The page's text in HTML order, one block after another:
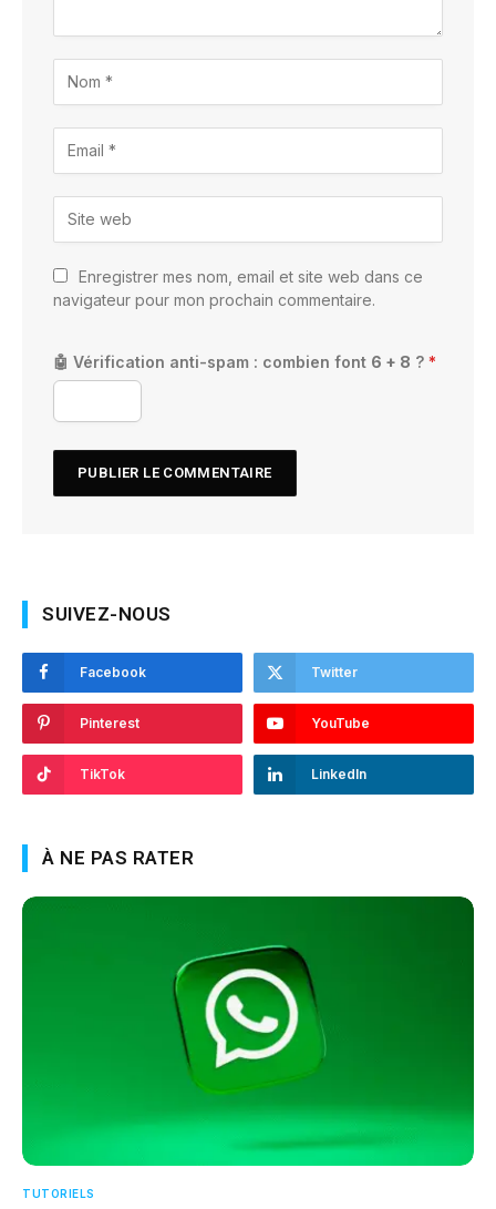
Enregistrer mes nom, email et site web dans ce
navigateur pour mon prochain commentaire.
🤖 Vérification anti-spam : combien font 6 + 8 ? *
SUIVEZ-NOUS
Facebook Twitter
Pinterest YouTube
TikTok LinkedIn
À NE PAS RATER
TUTORIELS